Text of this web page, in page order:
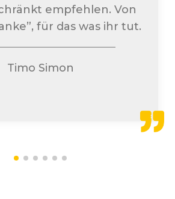
empfehlen. Von
für das was ihr tut.
Timo Simon